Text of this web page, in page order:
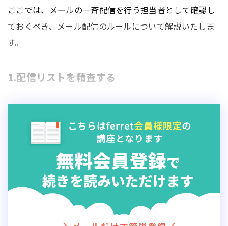
ここでは、メールの一斉配信を行う担当者として確認し
ておくべき、メール配信のルールについて解説いたしま
す。
1.配信リストを精査する
迷惑メールの送信業者は、どこからか（おそらく不正
に）手に入れた大量のメールアドレスのリストを使っ
て、メールを一斉配信します。
そのリストには「既に使われていないメールアドレス」
や「誤ったメールアドレ